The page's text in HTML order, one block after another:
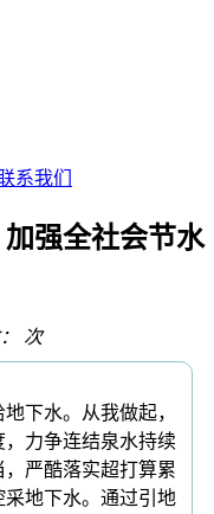
系我们
强全社会节水
次
下水。从我做起，
力争连结泉水持续
严酷落实超打算累
地下水。通过引地